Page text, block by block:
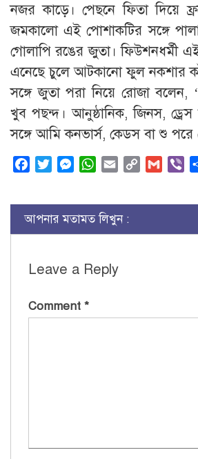
নজর কাড়ে। পেছনে ফিতা দিয়ে
জমকালো এই পোশাকটির সঙ্গে
গোলাপি রঙের জুতা। ফিউশনধর্মী
এনেছে চুলে আটকানো ফুল নকশার
সঙ্গে জুতা পরা নিয়ে রোজা বলেন,
খুব পছন্দ। আনুষ্ঠানিক, জিনস,
সঙ্গে আমি কনভার্স, কেডস বা শু পরে
FacebookTwitterMessenger
WhatsApp
Email
Copy
Gmail
আপনার মতামত লিখুন :
Leave a Reply
Comment *